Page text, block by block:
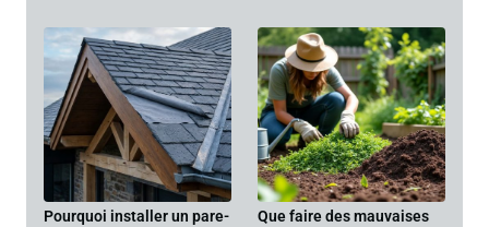
Pourquoi installer un pare-
Que faire des mauvaises